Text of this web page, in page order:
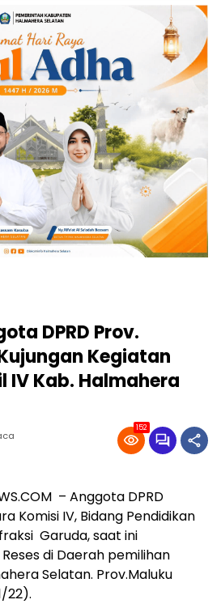
DPRD Prov.
Kegiatan
IV Kab. Halmahera
152
– Anggota DPRD
Komisi IV, Bidang Pendidikan
Garuda, saat ini
di Daerah pemilihan
Selatan. Prov.Maluku
22).